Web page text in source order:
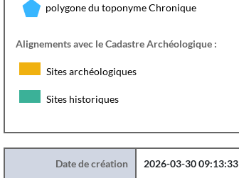
polygone du toponyme Chronique
Alignements avec le Cadastre Archéologique :
Sites archéologiques
Sites historiques
Date de création 2026-03-30 09:13:33